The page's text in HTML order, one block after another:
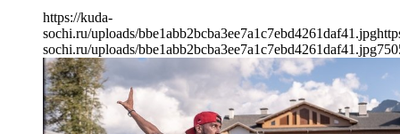
https://kuda-
sochi.ru/uploads/bbe1abb2bcba3ee7a1c7ebd4261daf41.jpg
sochi.ru/uploads/bbe1abb2bcba3ee7a1c7ebd4261daf41.jpg750